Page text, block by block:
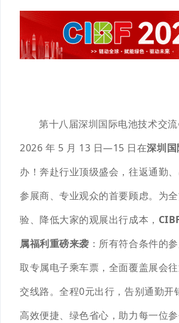
第十八届深圳国际电池技术交
2026 年 5 月 13 日—15 日在深圳
办 ！奔赴行业顶级盛会，往返通勤
参展商、专业观众的首要顾虑。为
验、降低大家的观展出行成本，
属福利重磅来袭 ：所有符合条件的
取专属电子乘车票，全面覆盖展会
交线路。全程0元出行，告别通勤开
高效便捷、绿色省心，助力每一位参